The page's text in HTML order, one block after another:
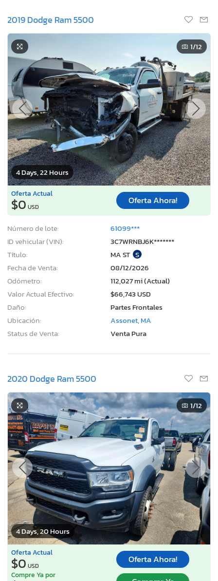
2019 Dodge Ram 5500
4 Days, 22 Hours
1/12
Oferta Actual
$0 USD
Oferta Ahora!
Número de lote:
61099***
ID vehicular (VIN):
3C7WRNBJ6K*******
Título:
MA ST S
Fecha de Venta:
08/12/2026
Odómetro:
112,027 mi (Actual)
Valor Actual Efectivo:
$66,743 USD
Daño:
Partes Frontales
Ubicación:
Assonet, MA
Status de Venta:
Venta Pura
2020 Dodge Ram 5500
4 Days, 20 Hours
1/12
Oferta Actual
$0 USD
Oferta Ahora!
Compre Ya por